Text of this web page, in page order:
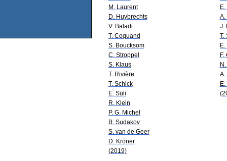
M. Laurent
D. Huybrechts
V. Baladi
T. Coquand
S. Boucksom
C. Stroppel
S. Klaus
T. Rivière
T. Schick
E. Süli
R. Klein
P. G. Michel
B. Sudakov
S. van de Geer
D. Kröner
(2019)
A.
J.
T.
F.
A.